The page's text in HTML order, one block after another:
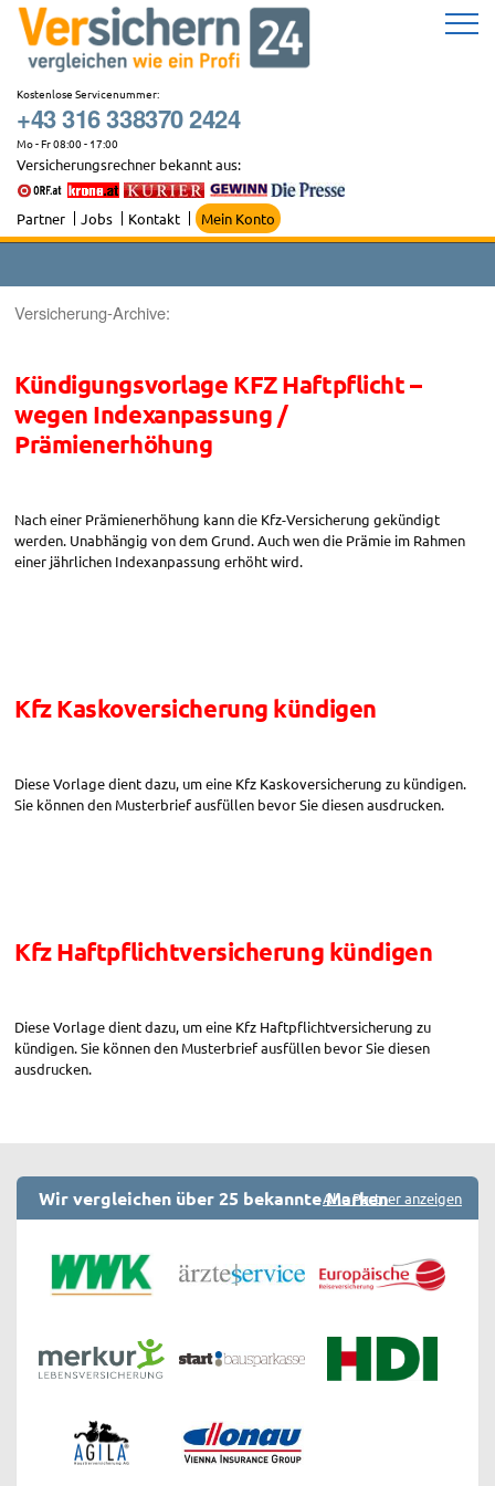
Zum
Inhalt
springen
Kostenlose Servicenummer:
+43 316 338370 2424
Mo - Fr 08:00 - 17:00
Versicherungsrechner bekannt aus:
Partner Jobs Kontakt Mein Konto
Versicherung-Archive:
Kündigungsvorlage KFZ Haftpflicht –
wegen Indexanpassung /
Prämienerhöhung
Nach einer Prämienerhöhung kann die Kfz-Versicherung gekündigt
werden. Unabhängig von dem Grund. Auch wen die Prämie im Rahmen
einer jährlichen Indexanpassung erhöht wird.
Kfz Kaskoversicherung kündigen
Diese Vorlage dient dazu, um eine Kfz Kaskoversicherung zu kündigen.
Sie können den Musterbrief ausfüllen bevor Sie diesen ausdrucken.
Kfz Haftpflichtversicherung kündigen
Diese Vorlage dient dazu, um eine Kfz Haftpflichtversicherung zu
kündigen. Sie können den Musterbrief ausfüllen bevor Sie diesen
ausdrucken.
Wir vergleichen über 25 bekannte MarkenAlle Partner anzeigen